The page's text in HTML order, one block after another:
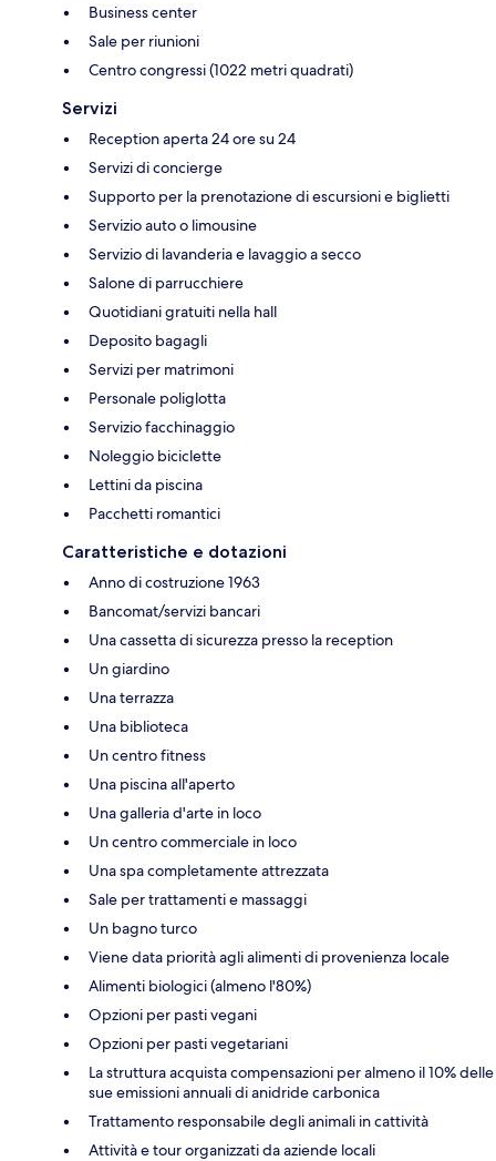
Business center
Sale per riunioni
Centro congressi (1022 metri quadrati)
Servizi
Reception aperta 24 ore su 24
Servizi di concierge
Supporto per la prenotazione di escursioni e biglietti
Servizio auto o limousine
Servizio di lavanderia e lavaggio a secco
Salone di parrucchiere
Quotidiani gratuiti nella hall
Deposito bagagli
Servizi per matrimoni
Personale poliglotta
Servizio facchinaggio
Noleggio biciclette
Lettini da piscina
Pacchetti romantici
Caratteristiche e dotazioni
Anno di costruzione 1963
Bancomat/servizi bancari
Una cassetta di sicurezza presso la reception
Un giardino
Una terrazza
Una biblioteca
Un centro fitness
Una piscina all'aperto
Una galleria d'arte in loco
Un centro commerciale in loco
Una spa completamente attrezzata
Sale per trattamenti e massaggi
Un bagno turco
Viene data priorità agli alimenti di provenienza locale
Alimenti biologici (almeno l'80%)
Opzioni per pasti vegani
Opzioni per pasti vegetariani
La struttura acquista compensazioni per almeno il 10% delle
sue emissioni annuali di anidride carbonica
Trattamento responsabile degli animali in cattività
Attività e tour organizzati da aziende locali